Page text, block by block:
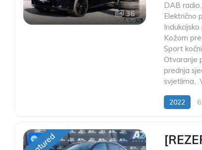
36
DAB radio,
Električno
Kožom
Sport
Otvaranje
prednja
svjetlima,
2022